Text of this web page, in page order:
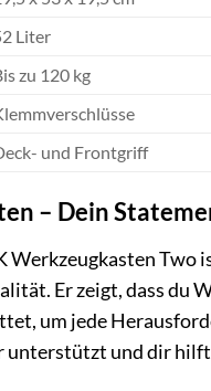
Liter
zu 120 kg
und Frontgriff
– Dein
Werkzeugkasten
Er zeigt, dass du
um jede
unterstützt und dir